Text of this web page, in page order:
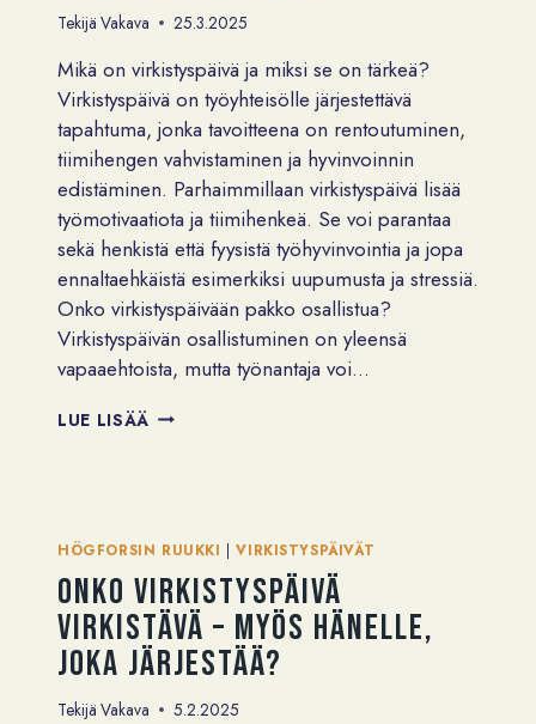
Tekijä Vakava 25.3.2025
Mikä on virkistyspäivä ja miksi se on tärkeä?
Virkistyspäivä on työyhteisölle järjestettävä
tapahtuma, jonka tavoitteena on rentoutuminen,
tiimihengen vahvistaminen ja hyvinvoinnin
edistäminen. Parhaimmillaan virkistyspäivä lisää
työmotivaatiota ja tiimihenkeä. Se voi parantaa
sekä henkistä että fyysistä työhyvinvointia ja jopa
ennaltaehkäistä esimerkiksi uupumusta ja stressiä.
Onko virkistyspäivään pakko osallistua?
Virkistyspäivän osallistuminen on yleensä
vapaaehtoista, mutta työnantaja voi…
LUE LISÄÄ USEIN
HÖGFORSIN RUUKKI |VIRKISTYSPÄIVÄT
Onko virkistyspäivä
virkistävä – myös hänelle,
joka järjestää?
Tekijä Vakava 5.2.2025